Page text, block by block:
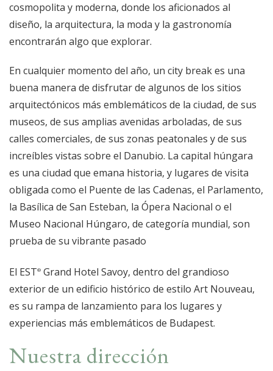
cosmopolita y moderna, donde los aficionados al
diseño, la arquitectura, la moda y la gastronomía
encontrarán algo que explorar.
En cualquier momento del año, un city break es una
buena manera de disfrutar de algunos de los sitios
arquitectónicos más emblemáticos de la ciudad, de sus
museos, de sus amplias avenidas arboladas, de sus
calles comerciales, de sus zonas peatonales y de sus
increíbles vistas sobre el Danubio. La capital húngara
es una ciudad que emana historia, y lugares de visita
obligada como el Puente de las Cadenas, el Parlamento,
la Basílica de San Esteban, la Ópera Nacional o el
Museo Nacional Húngaro, de categoría mundial, son
prueba de su vibrante pasado
El EST Grand Hotel Savoy, dentro del grandioso
exterior de un edificio histórico de estilo Art Nouveau,
es su rampa de lanzamiento para los lugares y
experiencias más emblemáticos de Budapest.
Nuestra dirección